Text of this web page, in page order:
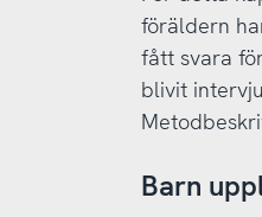
föräldern
fått svara
blivit
Barn